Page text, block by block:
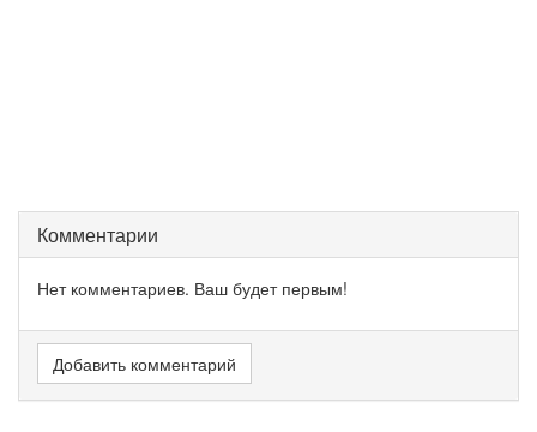
Комментарии
Нет комментариев. Ваш будет первым!
Добавить комментарий